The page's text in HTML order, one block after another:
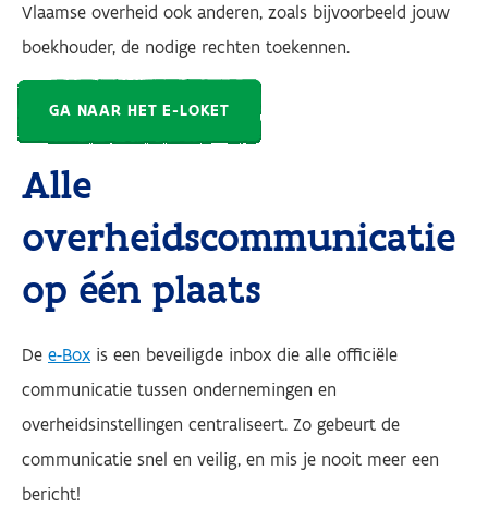
Vlaamse overheid ook anderen, zoals bijvoorbeeld jouw
boekhouder, de nodige rechten toekennen.
GA NAAR HET E-LOKET
Alle
overheidscommunicatie
op één plaats
De e-Box is een beveiligde inbox die alle officiële
communicatie tussen ondernemingen en
overheidsinstellingen centraliseert. Zo gebeurt de
communicatie snel en veilig, en mis je nooit meer een
bericht!